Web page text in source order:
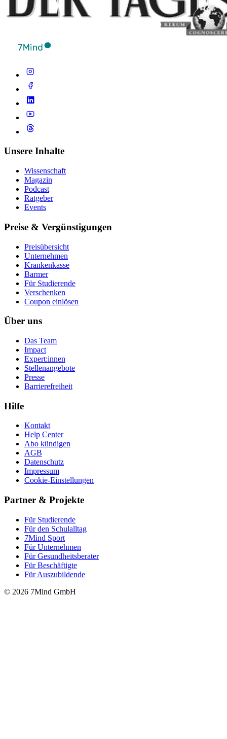
Unsere Inhalte
Wissenschaft
Magazin
Podcast
Ratgeber
Events
Preise & Vergünstigungen
Preisübersicht
Unternehmen
Krankenkasse
Barmer
Für Studierende
Ver­schen­ken
Coupon einlösen
Über uns
Das Team
Impact
Expert:innen
Stellenangebote
Presse
Barrierefreiheit
Hilfe
Kontakt
Help Center
Abo kündigen
AGB
Datenschutz
Impressum
Cookie-Einstellungen
Partner & Projekte
Für Stu­die­rende
Für den Schulalltag
7Mind Sport
Für Unter­neh­men
Für Gesund­heits­be­ra­ter
Für Beschäftigte
Für Auszubildende
© 2026 7Mind GmbH